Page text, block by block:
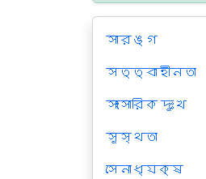
সারঙ্গ
সত্ত্বাহীনতা
সাংসারিক দুঃখ
সুস্থতা
সেনাধ্যক্ষ